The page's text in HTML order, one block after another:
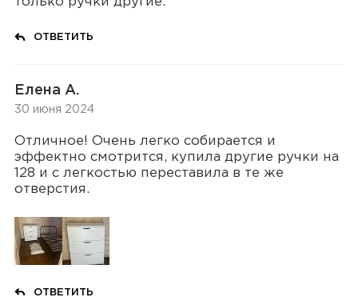
ОТВЕТИТЬ
Елена А.
30 июня 2024
Отличное! Очень легко собирается и
эффектно смотрится, купила другие ручки на
128 и с легкостью переставила в те же
отверстия.
ОТВЕТИТЬ